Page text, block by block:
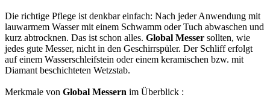
Die richtige Pflege ist denkbar einfach: Nach jeder Anwendung mit
lauwarmem Wasser mit einem Schwamm oder Tuch abwaschen und
kurz abtrocknen. Das ist schon alles. Global Messer sollten, wie
jedes gute Messer, nicht in den Geschirrspüler. Der Schliff erfolgt
auf einem Wasserschleifstein oder einem keramischen bzw. mit
Diamant beschichteten Wetzstab.
Merkmale von Global Messern im Überblick :